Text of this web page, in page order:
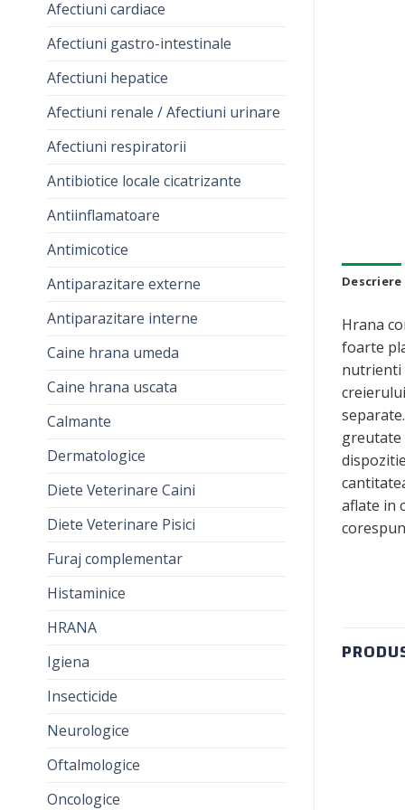
Afectiuni cardiace
Afectiuni gastro-intestinale
Afectiuni hepatice
Afectiuni renale / Afectiuni urinare
Afectiuni respiratorii
Antibiotice locale cicatrizante
Antiinflamatoare
Antimicotice
Antiparazitare externe
Antiparazitare interne
Caine hrana umeda
Caine hrana uscata
Calmante
Dermatologice
Diete Veterinare Caini
Diete Veterinare Pisici
Furaj complementar
Histaminice
HRANA
Igiena
Insecticide
Neurologice
Oftalmologice
Oncologice
Descriere
Hrana
foarte
nutrienti
greutate
aflate in